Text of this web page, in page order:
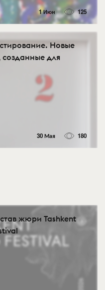
1 Июн 125
Новые
для
30 Мая 180
жюри Tashkent